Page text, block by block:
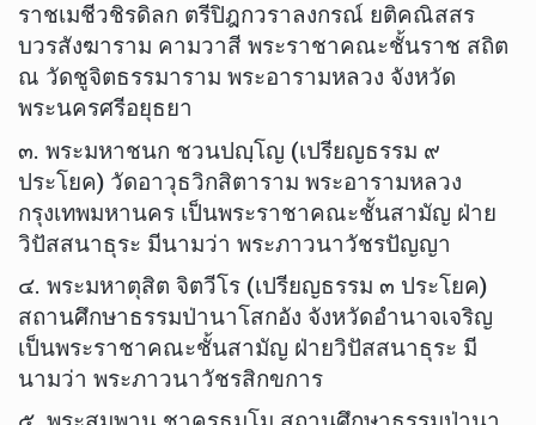
ราชเมชีวชิรดิลก ตรีปิฎกวราลงกรณ์ ยติคณิสสร
บวรสังฆาราม คามวาสี พระราชาคณะชั้นราช สถิต
ณ วัดชูจิตธรรมาราม พระอารามหลวง จังหวัด
พระนครศรีอยุธยา
๓. พระมหาชนก ชวนปญฺโญ (เปรียญธรรม ๙
ประโยค) วัดอาวุธวิกสิตาราม พระอารามหลวง
กรุงเทพมหานคร เป็นพระราชาคณะชั้นสามัญ ฝ่าย
วิปัสสนาธุระ มีนามว่า พระภาวนาวัชรปัญญา
๔. พระมหาตุสิต จิตวีโร (เปรียญธรรม ๓ ประโยค)
สถานศึกษาธรรมป่านาโสกอัง จังหวัดอำนาจเจริญ
เป็นพระราชาคณะชั้นสามัญ ฝ่ายวิปัสสนาธุระ มี
นามว่า พระภาวนาวัชรสิกขการ